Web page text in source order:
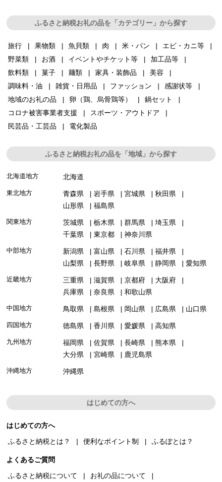
ふるさと納税お礼の品を「カテゴリー」から探す
旅行 果物類 魚貝類 肉 米・パン
エビ・カニ等
野菜類
お酒 イベントやチケット等
加工品等
飲料類
菓子 麺類 家具・装飾品
美容
調味料・油
雑貨・日用品 ファッション
感謝状等
地域のお礼の品
卵（鶏、烏骨鶏等）
鍋セット
コロナ被害事業者支援
スポーツ・アウトドア
民芸品・工芸品
電化製品
ふるさと納税お礼の品を「地域」から探す
北海道地方 北海道
東北地方 青森県 岩手県 宮城県
秋田県
山形県
福島県
関東地方 茨城県 栃木県 群馬県
埼玉県
千葉県
東京都 神奈川県
中部地方 新潟県 富山県 石川県
福井県
山梨県
長野県 岐阜県 静岡県 愛知県
近畿地方 三重県 滋賀県 京都府
大阪府
兵庫県
奈良県 和歌山県
中国地方 鳥取県 島根県 岡山県 広島県 山口県
四国地方 徳島県 香川県 愛媛県 高知県
九州地方 福岡県 佐賀県 長崎県
熊本県
大分県
宮崎県 鹿児島県
沖縄地方 沖縄県
はじめての方へ
はじめての方へ
ふるさと納税とは？
便利なポイント制 ふるぽとは？
よくあるご質問
ふるさと納税について
お礼の品について